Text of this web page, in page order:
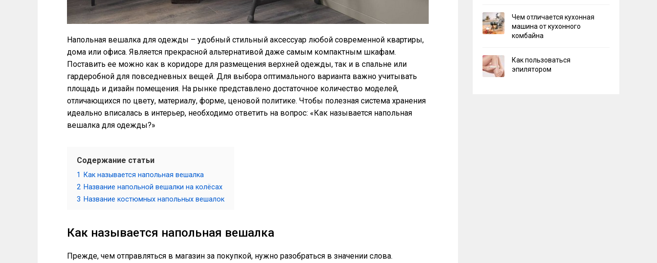
Напольная вешалка для одежды – удобный стильный аксессуар любой современной квартиры,
дома или офиса. Является прекрасной альтернативой даже самым компактным шкафам.
Поставить ее можно как в коридоре для размещения верхней одежды, так и в спальне или
гардеробной для повседневных вещей. Для выбора оптимального варианта важно учитывать
площадь и дизайн помещения. На рынке представлено достаточное количество моделей,
отличающихся по цвету, материалу, форме, ценовой политике. Чтобы полезная система хранения
идеально вписалась в интерьер, необходимо ответить на вопрос: «Как называется напольная
вешалка для одежды?»
Содержание статьи
1
Как называется напольная вешалка
2 Название напольной вешалки на колёсах
3 Название костюмных напольных вешалок
Как называется напольная вешалка
Прежде, чем отправляться в магазин за покупкой, нужно разобраться в значении слова.
Чем отличается кухонная
машина от кухонного
комбайна
Как пользоваться
эпилятором